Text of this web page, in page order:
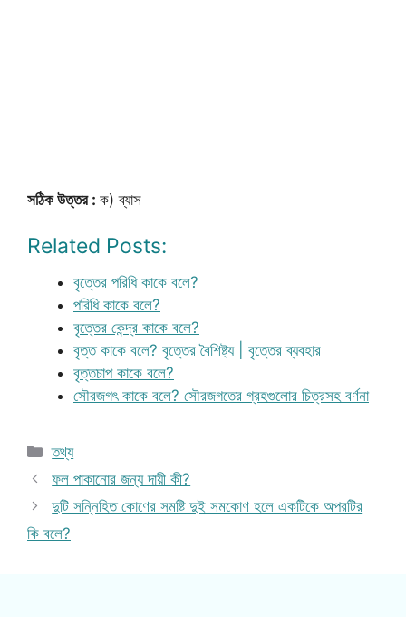
সঠিক উত্তর : ক) ব্যাস
Related Posts:
বৃত্তের পরিধি কাকে বলে?
পরিধি কাকে বলে?
বৃত্তের কেন্দ্র কাকে বলে?
বৃত্ত কাকে বলে? বৃত্তের বৈশিষ্ট্য | বৃত্তের ব্যবহার
বৃত্তচাপ কাকে বলে?
সৌরজগৎ কাকে বলে? সৌরজগতের গ্রহগুলোর চিত্রসহ বর্ণনা
Categories
তথ্য
ফল পাকানোর জন্য দায়ী কী?
দুটি সন্নিহিত কোণের সমষ্টি দুই সমকোণ হলে একটিকে অপরটির
কি বলে?